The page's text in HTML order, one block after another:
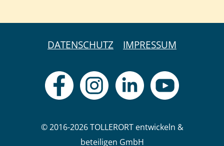
DATENSCHUTZ IMPRESSUM
© 2016-2026 TOLLERORT entwickeln &
beteiligen GmbH